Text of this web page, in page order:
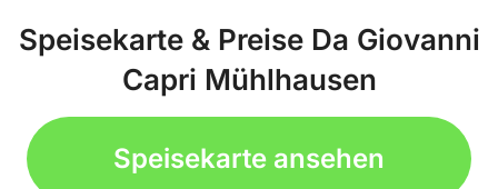
Speisekarte & Preise Da Giovanni
Capri Mühlhausen
Speisekarte ansehen